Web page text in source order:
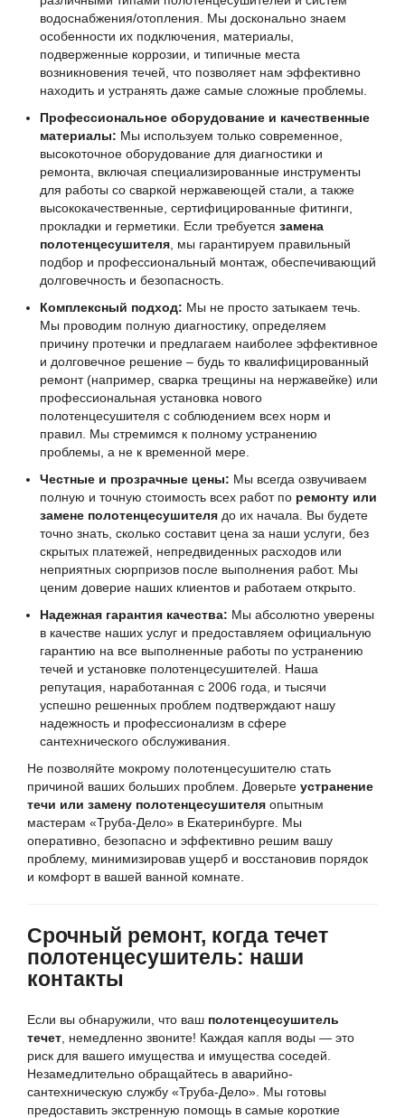
водоснабжения/отопления. Мы досконально знаем
особенности их подключения, материалы,
подверженные коррозии, и типичные места
возникновения течей, что позволяет нам эффективно
находить и устранять даже самые сложные проблемы.
Профессиональное оборудование и качественные
материалы: Мы используем только современное,
высокоточное оборудование для диагностики и
ремонта, включая специализированные инструменты
для работы со сваркой нержавеющей стали, а также
высококачественные, сертифицированные фитинги,
прокладки и герметики. Если требуется замена
полотенцесушителя , мы гарантируем правильный
подбор и профессиональный монтаж, обеспечивающий
долговечность и безопасность.
Комплексный подход: Мы не просто затыкаем течь.
Мы проводим полную диагностику, определяем
причину протечки и предлагаем наиболее эффективное
и долговечное решение – будь то квалифицированный
ремонт (например, сварка трещины на нержавейке) или
профессиональная установка нового
полотенцесушителя с соблюдением всех норм и
правил. Мы стремимся к полному устранению
проблемы, а не к временной мере.
Честные и прозрачные цены: Мы всегда озвучиваем
полную и точную стоимость всех работ по ремонту или
замене полотенцесушителя до их начала. Вы будете
точно знать, сколько составит цена за наши услуги, без
скрытых платежей, непредвиденных расходов или
неприятных сюрпризов после выполнения работ. Мы
ценим доверие наших клиентов и работаем открыто.
Надежная гарантия качества: Мы абсолютно уверены
в качестве наших услуг и предоставляем официальную
гарантию на все выполненные работы по устранению
течей и установке полотенцесушителей. Наша
репутация, наработанная с 2006 года, и тысячи
успешно решенных проблем подтверждают нашу
надежность и профессионализм в сфере
сантехнического обслуживания.
Не позволяйте мокрому полотенцесушителю стать
причиной ваших больших проблем. Доверьте устранение
течи или замену полотенцесушителя опытным
мастерам «Труба-Дело» в Екатеринбурге. Мы
оперативно, безопасно и эффективно решим вашу
проблему, минимизировав ущерб и восстановив порядок
и комфорт в вашей ванной комнате.
Срочный ремонт, когда течет
полотенцесушитель: наши
контакты
Если вы обнаружили, что ваш полотенцесушитель
течет , немедленно звоните! Каждая капля воды — это
риск для вашего имущества и имущества соседей.
Незамедлительно обращайтесь в аварийно-
сантехническую службу «Труба-Дело». Мы готовы
предоставить экстренную помощь в самые короткие